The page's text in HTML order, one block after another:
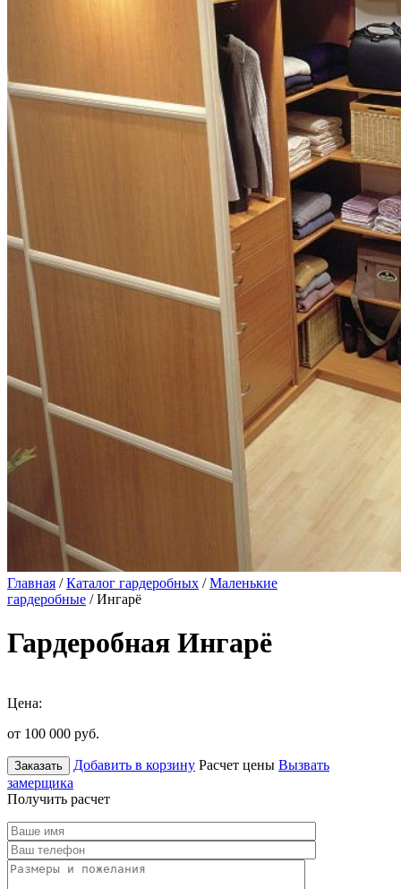
Главная /Каталог гардеробных /Маленькие
гардеробные / Ингарё
Гардеробная Ингарё
Цена:
от 100 000 руб.
Заказать Добавить в корзину Расчет цены Вызвать
замерщика
Получить расчет